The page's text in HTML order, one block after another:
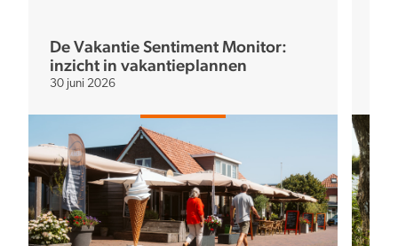
De Vakantie Sentiment Monitor:
inzicht in vakantieplannen
30 juni 2026